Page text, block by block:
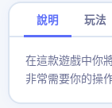
說明 玩法
在這款遊戲中你
非常需要你的操